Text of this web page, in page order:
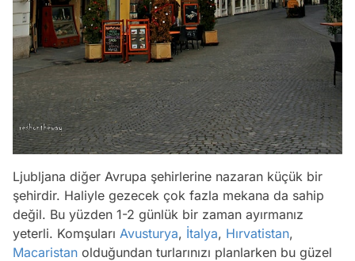
Ljubljana diğer Avrupa şehirlerine nazaran küçük bir
şehirdir. Haliyle gezecek çok fazla mekana da sahip
değil. Bu yüzden 1-2 günlük bir zaman ayırmanız
yeterli. Komşuları Avusturya, İtalya, Hırvatistan,
Macaristan olduğundan turlarınızı planlarken bu güzel